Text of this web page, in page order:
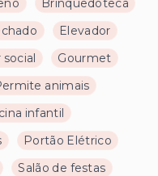
Brinquedoteca
Elevador
social
Gourmet
animais
infantil
Portão Elétrico
Salão de festas